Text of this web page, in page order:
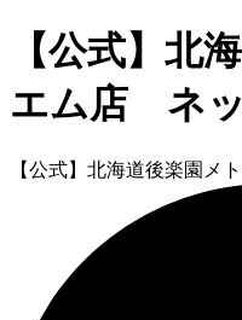
【公式】北
エム店 ネ
【公式】北海道後楽園